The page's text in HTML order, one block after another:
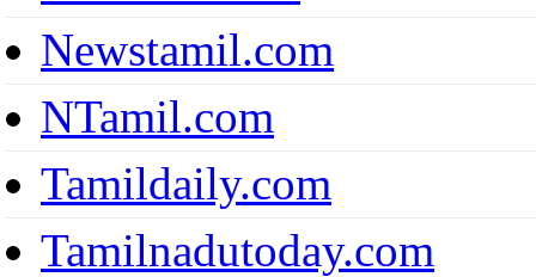
Newstamil.com
NTamil.com
Tamildaily.com
Tamilnadutoday.com